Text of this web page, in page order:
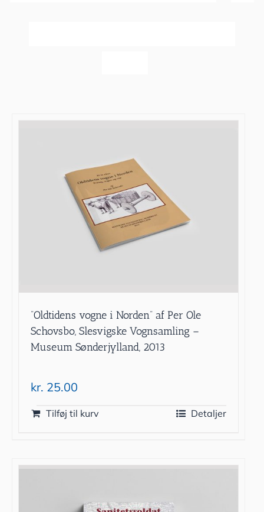
”Oldtidens vogne i Norden” af Per Ole
Schovsbo, Slesvigske Vognsamling –
Museum Sønderjylland, 2013
kr. 25.00
Tilføj til kurv Detaljer